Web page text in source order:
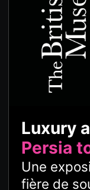
Luxury
Persia
Une
fière de